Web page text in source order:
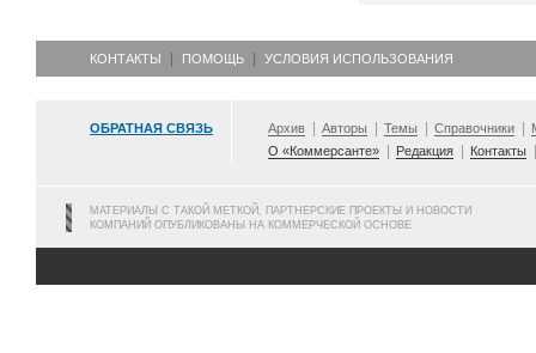
КОНТАКТЫ ПОМОЩЬ УСЛОВИЯ ИСПОЛЬЗОВАНИЯ
ОБРАТНАЯ СВЯЗЬ Архив Авторы Темы Справочники
О «Коммерсанте»
Редакция Контакты
МАТЕРИАЛЫ С ТАКОЙ МЕТКОЙ, ПАРТНЕРСКИЕ ПРОЕКТЫ И НОВОСТИ
КОМПАНИЙ ОПУБЛИКОВАНЫ НА КОММЕРЧЕСКОЙ ОСНОВЕ